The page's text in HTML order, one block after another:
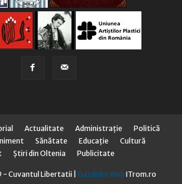
Actualitate Administraţie
Politică
Sănătate Educaţie
Cultură
Știri din Oltenia Publicitate
Cuvantul Libertatii | Gazduire Web ITrom.ro